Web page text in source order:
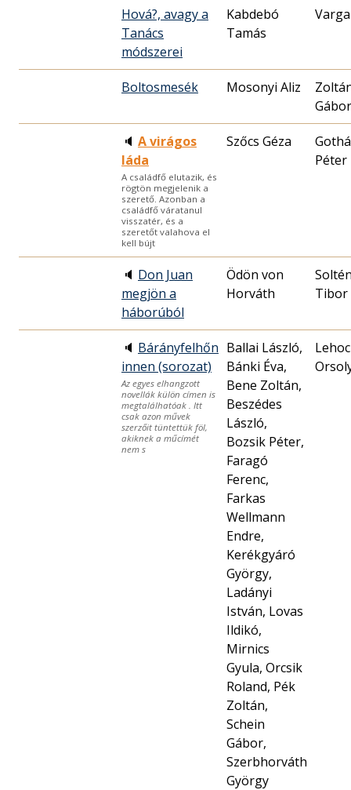
Hová?, avagy a
Tanács
módszerei
Kabdebó
Tamás
Boltosmesék Mosonyi Aliz
Gábor
🔈 A virágos
láda
A családfő elutazik, és
rögtön megjelenik a
szerető. Azonban a
családfő váratanul
visszatér, és a
szeretőt valahova el
kell bújt
Szőcs Géza
Péter
🔈 Don Juan
megjön a
háborúból
Ödön von
Horváth
Tibor
🔈 Bárányfelhőn
innen (sorozat)
Az egyes elhangzott
novellák külön címen is
megtalálhatóak . Itt
csak azon művek
szerzőit tüntettük föl,
akiknek a műcímét
nem s
Ballai László,
Bánki Éva,
Bene Zoltán,
Beszédes
László,
Bozsik Péter,
Faragó
Ferenc,
Farkas
Wellmann
Endre,
Kerékgyáró
György,
Ladányi
István, Lovas
Ildikó,
Mirnics
Gyula, Orcsik
Roland, Pék
Zoltán,
Schein
Gábor,
Szerbhorváth
György